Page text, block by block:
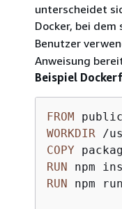
unterscheidet
Docker, bei
Benutzer
Anweisung
Beispiel
FROM
WORKDIR /
COPY
RUN npm
RUN npm